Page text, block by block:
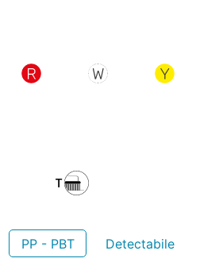
PP - PBT Detectabile